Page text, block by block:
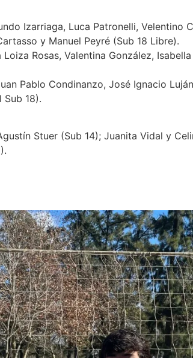
Izarriaga, Luca Patronelli, Velentino
y Manuel Peyré (Sub 18 Libre).
Rosas, Valentina González,
Pablo Condinanzo, José Ignacio
18).
Stuer (Sub 14); Juanita Vidal y